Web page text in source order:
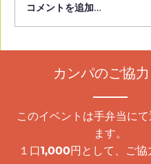
朝霞市立図書館本館
発表イベント開催！
コメントを追加…
カンパのご協
このイベントは手弁当に
ます。
１口1,000円として、ご協